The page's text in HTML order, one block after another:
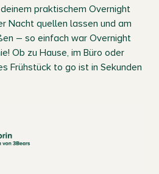
praktischem Overnight
Nacht quellen lassen und am
– so einfach war Overnight
Ob zu Hause, im Büro oder
Frühstück to go ist in Sekunden